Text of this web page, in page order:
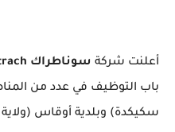
أعلنت شركة سوناطراك
باب التوظيف في عدد من